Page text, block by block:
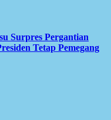
Surpres Pergantian
Tetap Pemegang